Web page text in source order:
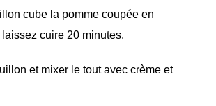
cube la pomme coupée en
cuire 20 minutes.
et mixer le tout avec crème et